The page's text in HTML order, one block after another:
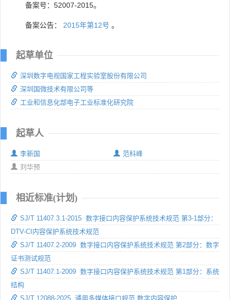
备案号：52007-2015。
备案公告： 2015年第12号 。
起草单位
深圳数字电视国家工程实验室股份有限公司
深圳国微技术有限公司等
工业和信息化部电子工业标准化研究院
起草人
李新国
范科峰
刘华预
相近标准(计划)
SJ/T 11407.3.1-2015 数字接口内容保护系统技术规范 第3-1部分：
DTV-CI内容保护系统技术规范
SJ/T 11407.2-2009 数字接口内容保护系统技术规范 第2部分：数字
证书测试规范
SJ/T 11407.1-2009 数字接口内容保护系统技术规范 第1部分：系统
结构
SJ/T 12088-2025 通用多媒体接口规范 数字内容保护